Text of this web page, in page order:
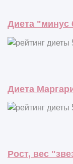
Диета "минус
Диета
Рост, вес